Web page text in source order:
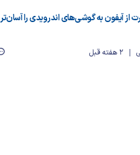
از آیفون به گوشی‌های اندرویدی را آسان‌تر
2 هفته قبل